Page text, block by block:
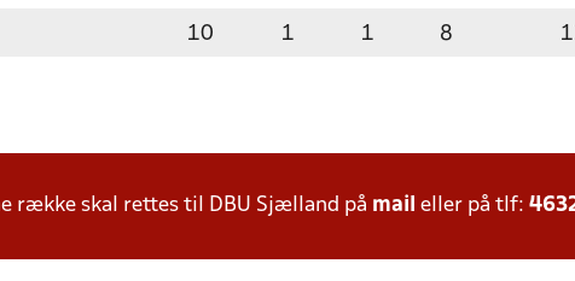
10 1 1 8
række skal rettes til DBU Sjælland på mail eller på tlf: